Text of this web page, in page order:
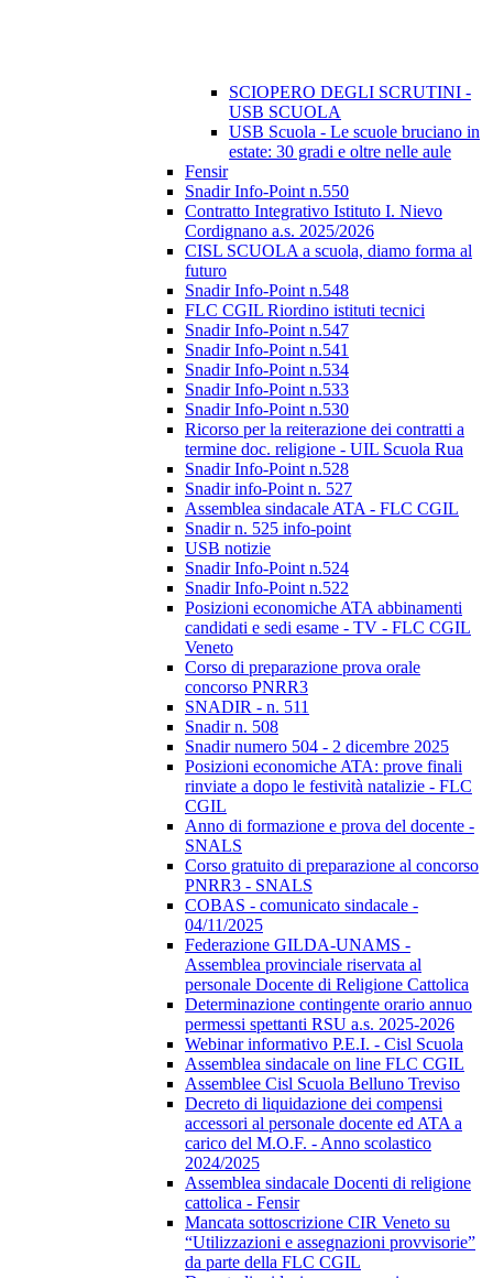
SCIOPERO DEGLI SCRUTINI -
USB SCUOLA
USB Scuola - Le scuole bruciano in
estate: 30 gradi e oltre nelle aule
Fensir
Snadir Info-Point n.550
Contratto Integrativo Istituto I. Nievo
Cordignano a.s. 2025/2026
CISL SCUOLA a scuola, diamo forma al
futuro
Snadir Info-Point n.548
FLC CGIL Riordino istituti tecnici
Snadir Info-Point n.547
Snadir Info-Point n.541
Snadir Info-Point n.534
Snadir Info-Point n.533
Snadir Info-Point n.530
Ricorso per la reiterazione dei contratti a
termine doc. religione - UIL Scuola Rua
Snadir Info-Point n.528
Snadir info-Point n. 527
Assemblea sindacale ATA - FLC CGIL
Snadir n. 525 info-point
USB notizie
Snadir Info-Point n.524
Snadir Info-Point n.522
Posizioni economiche ATA abbinamenti
candidati e sedi esame - TV - FLC CGIL
Veneto
Corso di preparazione prova orale
concorso PNRR3
SNADIR - n. 511
Snadir n. 508
Snadir numero 504 - 2 dicembre 2025
Posizioni economiche ATA: prove finali
rinviate a dopo le festività natalizie - FLC
CGIL
Anno di formazione e prova del docente -
SNALS
Corso gratuito di preparazione al concorso
PNRR3 - SNALS
COBAS - comunicato sindacale -
04/11/2025
Federazione GILDA-UNAMS -
Assemblea provinciale riservata al
personale Docente di Religione Cattolica
Determinazione contingente orario annuo
permessi spettanti RSU a.s. 2025-2026
Webinar informativo P.E.I. - Cisl Scuola
Assemblea sindacale on line FLC CGIL
Assemblee Cisl Scuola Belluno Treviso
Decreto di liquidazione dei compensi
accessori al personale docente ed ATA a
carico del M.O.F. - Anno scolastico
2024/2025
Assemblea sindacale Docenti di religione
cattolica - Fensir
Mancata sottoscrizione CIR Veneto su
“Utilizzazioni e assegnazioni provvisorie”
da parte della FLC CGIL